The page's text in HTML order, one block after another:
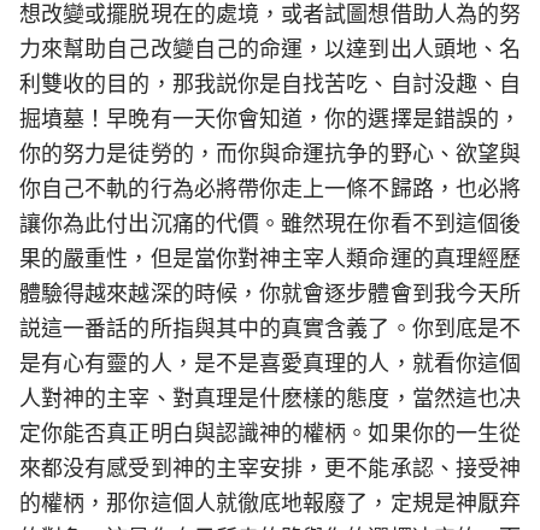
想改變或擺脱現在的處境，或者試圖想借助人為的努
力來幫助自己改變自己的命運，以達到出人頭地、名
利雙收的目的，那我説你是自找苦吃、自討没趣、自
掘墳墓！早晚有一天你會知道，你的選擇是錯誤的，
你的努力是徒勞的，而你與命運抗争的野心、欲望與
你自己不軌的行為必將帶你走上一條不歸路，也必將
讓你為此付出沉痛的代價。雖然現在你看不到這個後
果的嚴重性，但是當你對神主宰人類命運的真理經歷
體驗得越來越深的時候，你就會逐步體會到我今天所
説這一番話的所指與其中的真實含義了。你到底是不
是有心有靈的人，是不是喜愛真理的人，就看你這個
人對神的主宰、對真理是什麽樣的態度，當然這也决
定你能否真正明白與認識神的權柄。如果你的一生從
來都没有感受到神的主宰安排，更不能承認、接受神
的權柄，那你這個人就徹底地報廢了，定規是神厭弃